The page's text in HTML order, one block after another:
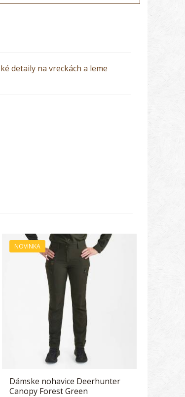
detaily na vreckách a leme
NOVINKA
Dámske nohavice Deerhunter
Canopy Forest Green